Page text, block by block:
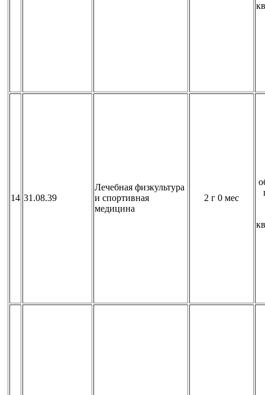
14 31.08.39
Лечебная физкультура
и спортивная
медицина
2 г 0 мес